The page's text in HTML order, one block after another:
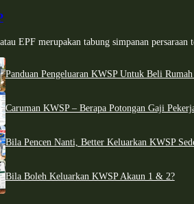
EPF merupakan tabung simpanan persaraan
Panduan Pengeluaran KWSP Untuk Beli
Caruman KWSP – Berapa Potongan Gaji
Bila Pencen Nanti, Better Keluarkan KWSP
Bila Boleh Keluarkan KWSP Akaun 1 & 2?